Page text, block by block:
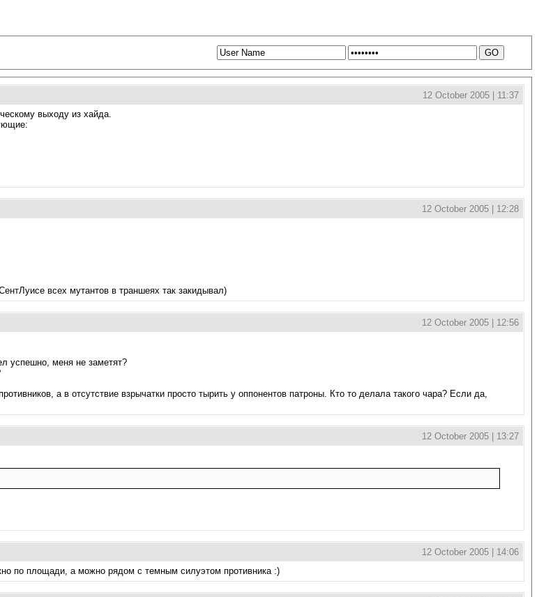
12 October 2005 | 11:37
выходу из хайда.
12 October 2005 | 12:28
всех мутантов в траншеях так закидывал)
12 October 2005 | 12:56
успешно, меня не заметят?
а в отсутствие взрычатки просто тырить у оппонентов патроны. Кто то делала такого чара? Если да,
12 October 2005 | 13:27
12 October 2005 | 14:06
по площади, а можно рядом с темным силуэтом противника :)